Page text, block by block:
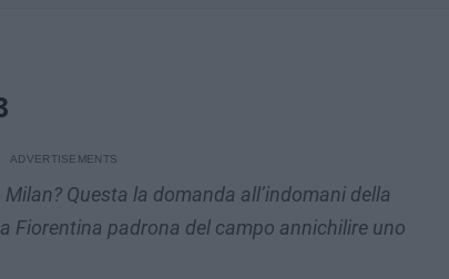
Questa la domanda all’indomani della
Fiorentina padrona del campo annichilire uno